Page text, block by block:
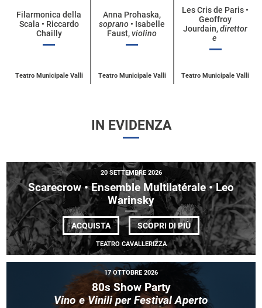
categoria
Filarmonica della
Scala • Riccardo
Chailly
Teatro Municipale Valli
Anna Prohaska,
soprano • Isabelle
Faust,violino
Teatro Municipale Valli
Les Cris de Paris •
Geoffroy
Jourdain,direttor
e
Teatro Municipale Valli
IN EVIDENZA
20 SETTEMBRE 2026
Scarecrow • Ensemble Multilatérale • Leo
Warinsky
ACQUISTA SCOPRI DI PIÙDI
SCARECROW
•
ENSEMBLE
MULTILATÉRALE
•
LEO
WARINSKY
TEATRO CAVALLERIZZA
17 OTTOBRE 2026
80s Show Party
Vino e Vinili per Festival Aperto